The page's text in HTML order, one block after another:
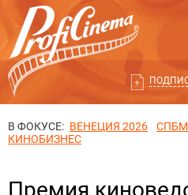
В ФОКУСЕ: ВЕНЕЦИЯ 2026
КИНОБИЗНЕС
Премия